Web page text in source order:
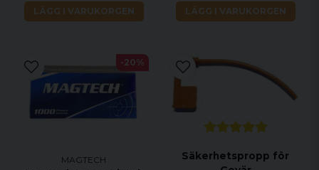
LÄGG I VARUKORGEN LÄGG I VARUKORGEN
MAGTECH
-20%
Säkerhetspropp för